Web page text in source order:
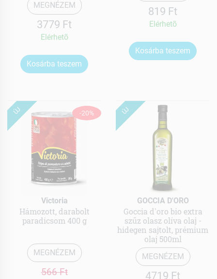
MEGNÉZEM
3779 Ft
Elérhetõ
Kosárba teszem
819 Ft
Elérhetõ
Kosárba teszem
-20%
ÚJ
Victoria
Hámozott, darabolt
paradicsom 400 g
MEGNÉZEM
566 Ft
ÚJ
GOCCIA D'ORO
Goccia d'oro bio extra
szűz olasz olíva olaj -
hidegen sajtolt, prémium
olaj 500ml
MEGNÉZEM
4719 Ft